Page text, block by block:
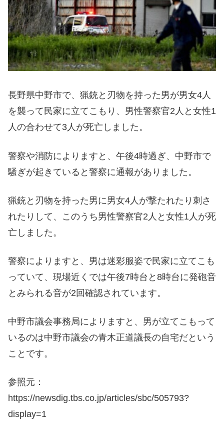
長野県中野市で、猟銃と刃物を持った男が男女4人
を襲って民家に立てこもり、男性警察官2人と女性1
人の合わせて3人が死亡しました。
警察や消防によりますと、午後4時過ぎ、中野市で
騒ぎが起きていると警察に通報がありました。
猟銃と刃物を持った男に男女4人が撃たれたり刺さ
れたりして、このうち男性警察官2人と女性1人が死
亡しました。
警察によりますと、男は迷彩服姿で民家に立てこも
っていて、現場近くでは午後7時台と8時台に発砲音
とみられる音が2回確認されています。
中野市議会事務局によりますと、男が立てこもって
いるのは中野市議会の青木正道議長の自宅だという
ことです。
参照元：
https://newsdig.tbs.co.jp/articles/sbc/505793?
display=1